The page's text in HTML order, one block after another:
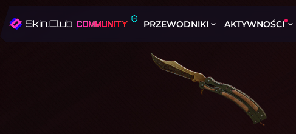
PRZEWODNIKI AKTYWNOŚCI